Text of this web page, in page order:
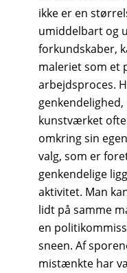
ikke er en
umiddelbart og
forkundskaber,
maleriet som et
arbejdsproces.
kunstværket
omkring sin
valg, som er
genkendelige
aktivitet. Man
lidt på samme
en
sneen. Af
mistænkte har